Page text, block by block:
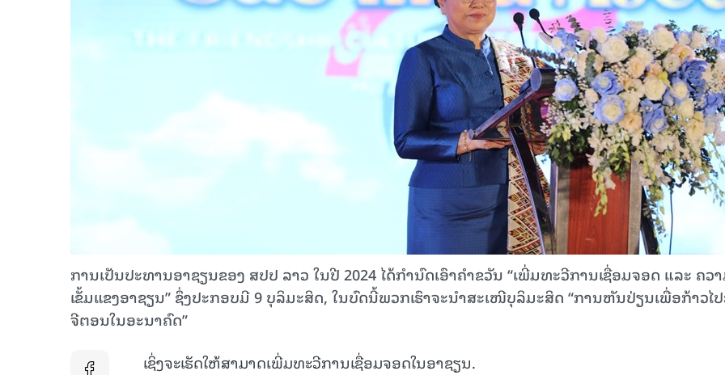
ການ​ເປັນປະທານອາຊຽນຂອງ ສປປ ລາວ ໃນປີ 2024 ໄດ້ກໍານົດເອົາຄໍາຂວັນ “ເພີ່ມທະວີການເຊື່ອມຈອດ ແລະ ຄວ
ເຂັ້ມແຂງອາຊຽນ” ​ຊຶ່ງປະກອບ​ມີ 9 ບຸລິມະສິດ, ໃນ​ບົດ​ນີ້ພວກ​ເຮົາຈະ​ນຳ​ສະ​ເໜີບຸ​ລິ​ມະ​ສິດ “ການ​ຫັນ​ປ່ຽນ​ເພື່ອ​ກ້າວ​ໄ
ຈີ​ຕອນ​ໃນ​ອະ​ນາ​ຄົດ”
ເຊິ່ງຈະເຮັດໃຫ້ສາມາດເພີ່ມທະວີການເຊື່ອມຈອດໃນອາຊຽນ.